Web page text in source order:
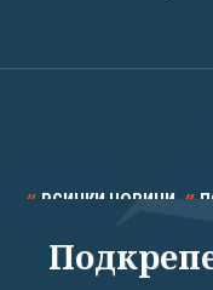
ВСИЧКИ НОВИНИ
СПОРТ КУЛТУРА